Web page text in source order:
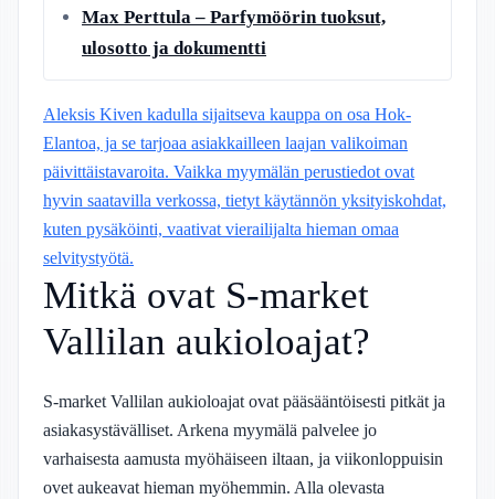
Max Perttula – Parfymöörin tuoksut,
ulosotto ja dokumentti
Aleksis Kiven kadulla sijaitseva kauppa on osa Hok-
Elantoa, ja se tarjoaa asiakkailleen laajan valikoiman
päivittäistavaroita. Vaikka myymälän perustiedot ovat
hyvin saatavilla verkossa, tietyt käytännön yksityiskohdat,
kuten pysäköinti, vaativat vierailijalta hieman omaa
selvitystyötä.
Mitkä ovat S-market
Vallilan aukioloajat?
S-market Vallilan aukioloajat ovat pääsääntöisesti pitkät ja
asiakasystävälliset. Arkena myymälä palvelee jo
varhaisesta aamusta myöhäiseen iltaan, ja viikonloppuisin
ovet aukeavat hieman myöhemmin. Alla olevasta